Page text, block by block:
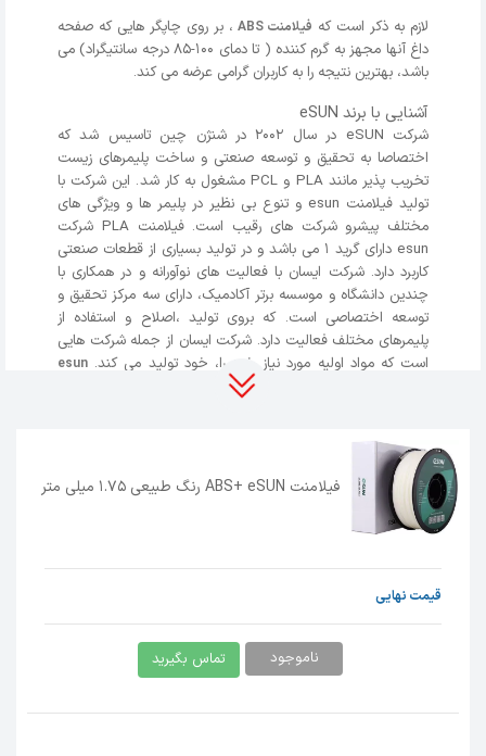
لازم به ذکر است که فیلامنت ABS
، بر روی چاپگر هایی که صفحه
داغ آنها مجهز به گرم کننده ( تا دمای 100-85 درجه سانتیگراد) می
باشد، بهترین نتیجه را به کاربران گرامی عرضه می کند.
آشنایی با برند eSUN
شرکت eSUN در سال 2002 در شنژن چین تاسیس شد که
اختصاصا به تحقیق و توسعه صنعتی و ساخت پلیمرهای زیست
تخریب پذیر مانند PLA و PCL مشغول به کار شد. این شرکت با
تولید فیلامنت esun و تنوع بی نظیر در پلیمر ها و ویژگی های
مختلف پیشرو شرکت های رقیب است. فیلامنت PLA شرکت
esun دارای گرید 1 می باشد و در تولید بسیاری از قطعات صنعتی
کاربرد دارد. شرکت ایسان با فعالیت های نوآورانه و در همکاری با
چندین دانشگاه و موسسه برتر آکادمیک، دارای سه مرکز تحقیق و
توسعه اختصاصی است. که بروی تولید ،اصلاح و استفاده از
پلیمرهای مختلف فعالیت دارد. شرکت ایسان از جمله شرکت هایی
است که مواد اولیه مورد نیاز خود را، خود تولید می کند. esun
متر
جریان روان مذاب و چاپی صاف
مناسب تر برای چاپ قطعات با گوشه های بزرگ
با مقاومت حرارتی بالا و مقاومت در برابر روغن
فیلامنت ABS+ eSUN رنگ طبیعی 1.75 میلی متر
قیمت نهایی
ناموجود تماس بگیرید